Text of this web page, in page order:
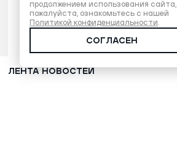
ЛЕНТА НОВОСТЕЙ
продолжением использования сайта,
пожалуйста, ознакомьтесь с нашей
Политикой конфиденциальности.
СОГЛАСЕН